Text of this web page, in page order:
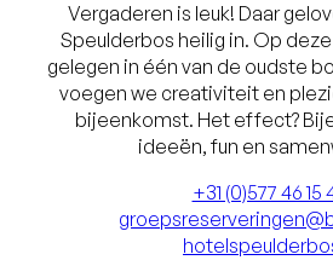
Vergaderen is leuk! Daar
Speulderbos heilig in. Op
gelegen in één van de oudste
voegen we creativiteit en
bijeenkomst. Het effect?
ideeën, fun en
+31 (0)577 46 15